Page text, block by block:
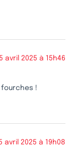
avril 2025 à 15h46
fourches !
avril 2025 à 19h08